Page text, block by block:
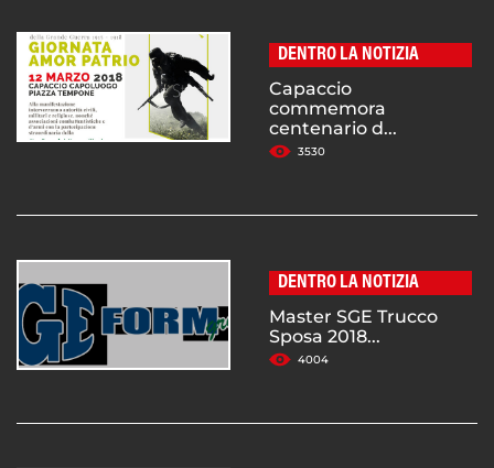
DENTRO LA NOTIZIA
Capaccio
commemora
centenario d...
3530
DENTRO LA NOTIZIA
Master SGE Trucco
Sposa 2018...
4004